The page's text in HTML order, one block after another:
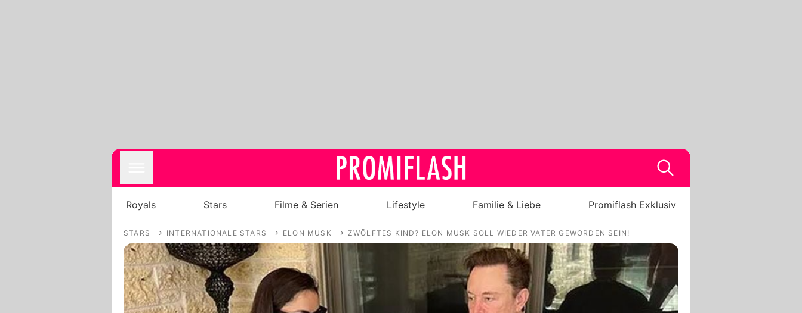
Royals
Filme & Serien
Royals Stars Filme & Serien Lifestyle Familie & Liebe Promiflash Exklusiv
STARS INTERNATIONALE STARS ELON MUSK ZWÖLFTES KIND? ELON MUSK SOLL WIEDER VATER GEWORDEN SEIN!